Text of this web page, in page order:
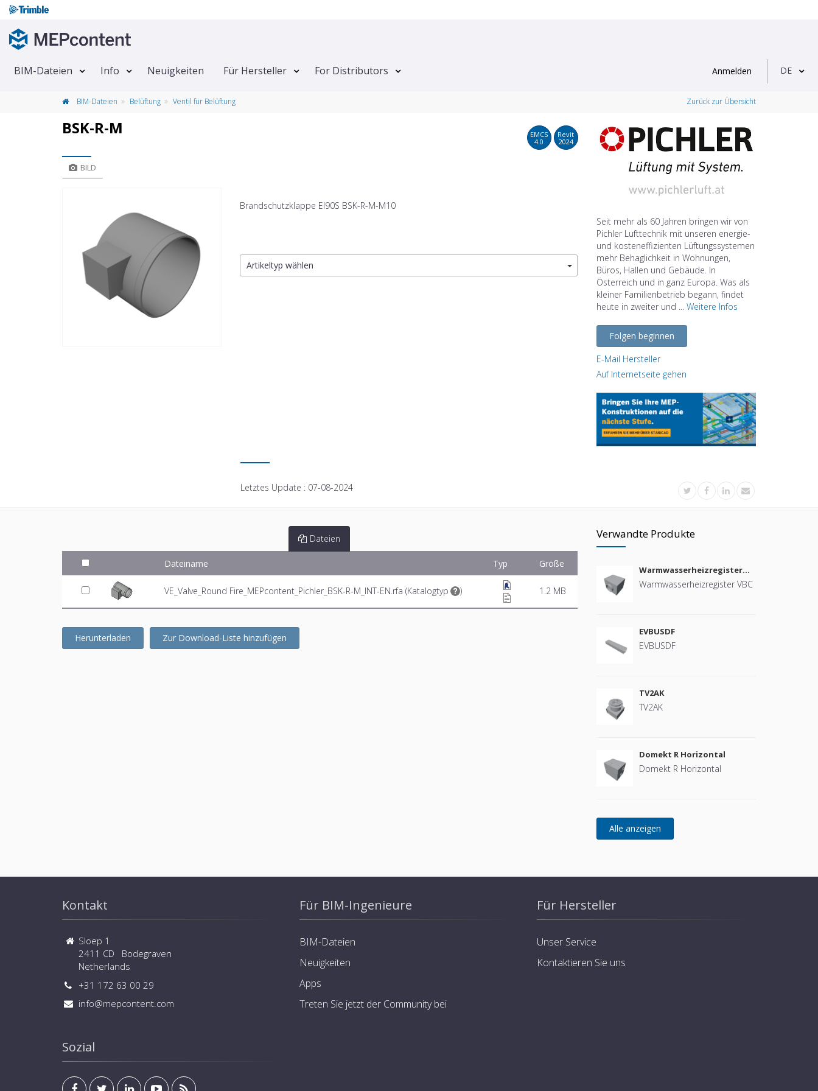
BIM-Dateien Info Neuigkeiten Für Hersteller For Distributors Anmelden DE
BIM-Dateien Belüftung Ventil für Belüftung Zurück zur Übersicht
BSK-R-M
EMCS
4.0
Revit
2024
BILD
Brandschutzklappe EI90S BSK-R-M-M10
Artikeltyp wählen
Seit mehr als 60 Jahren bringen wir von
Pichler Lufttechnik mit unseren energie-
und kosteneffizienten Lüftungssystemen
mehr Behaglichkeit in Wohnungen,
Büros, Hallen und Gebäude. In
Österreich und in ganz Europa. Was als
kleiner Familienbetrieb begann, findet
heute in zweiter und ... Weitere Infos
Folgen beginnen
E-Mail Hersteller
Auf Internetseite gehen
Letztes Update : 07-08-2024
Dateien
Dateiname Typ Größe
VE_Valve_Round Fire_MEPcontent_Pichler_BSK-R-M_INT-EN.rfa (Katalogtyp ) 1.2 MB
Herunterladen Zur Download-Liste hinzufügen
Verwandte Produkte
Warmwasserheizregister
VBC
Warmwasserheizregister VBC
EVBUSDF
EVBUSDF
TV2AK
TV2AK
Domekt R Horizontal
Domekt R Horizontal
Kontakt
Sloep 1
2411 CD Bodegraven
Netherlands
+31 172 63 00 29
info@mepcontent.com
Sozial
Für BIM-Ingenieure
BIM-Dateien
Neuigkeiten
Apps
Treten Sie jetzt der Community bei
Für Hersteller
Unser Service
Kontaktieren Sie uns